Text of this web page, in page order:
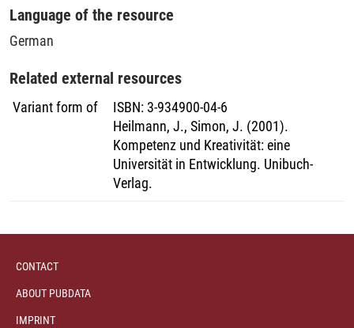
Language of the resource
German
Related external resources
Variant form of ISBN: 3-934900-04-6
Heilmann, J., Simon, J. (2001).
Kompetenz und Kreativität: eine
Universität in Entwicklung. Unibuch-
Verlag.
CONTACT
ABOUT PUBDATA
IMPRINT